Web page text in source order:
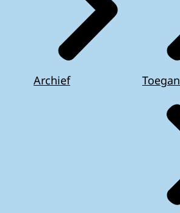
Archief